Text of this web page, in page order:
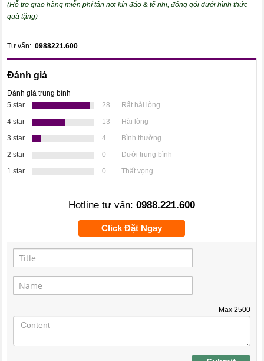
(Hỗ trợ giao hàng miễn phí tận nơi kín đáo & tế nhị, đóng gói dưới hình thức
quà tặng)
Tư vấn:0988221.600
Đánh giá
Đánh giá trung bình
5 star
28
Rất hài lòng
4 star
13
Hài lòng
3 star
4
Bình thường
2 star
0
Dưới trung bình
1 star
0 Thất vọng
Hotline tư vấn: 0988.221.600
Click Đặt Ngay
Max 2500